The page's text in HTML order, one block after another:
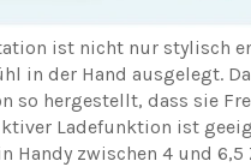
ist nicht nur stylisch
in der Hand ausgelegt.
so hergestellt, dass sie
Ladefunktion ist
Handy zwischen 4 und